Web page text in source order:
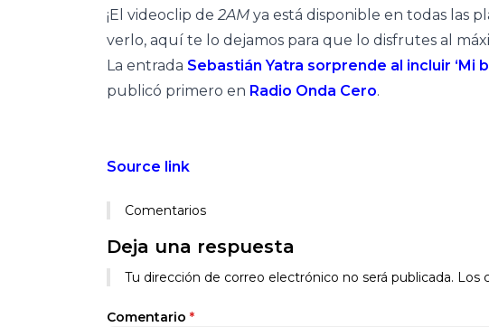
¡El videoclip de 2AM ya está disponible en todas las
verlo, aquí te lo dejamos para que lo disfrutes al
La entrada Sebastián Yatra sorprende al incluir ‘Mi
publicó primero en Radio Onda Cero.
Source link
Comentarios
Deja una respuesta
Tu dirección de correo electrónico no será publicada. Los
Comentario *